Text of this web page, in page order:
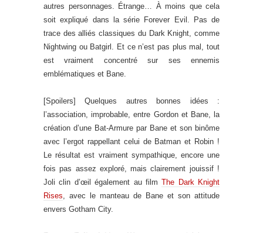
autres personnages. Étrange… À moins que cela
soit expliqué dans la série Forever Evil. Pas de
trace des alliés classiques du Dark Knight, comme
Nightwing ou Batgirl. Et ce n’est pas plus mal, tout
est vraiment concentré sur ses ennemis
emblématiques et Bane.
[Spoilers] Quelques autres bonnes idées :
l’association, improbable, entre Gordon et Bane, la
création d’une Bat-Armure par Bane et son binôme
avec l’ergot rappellant celui de Batman et Robin !
Le résultat est vraiment sympathique, encore une
fois pas assez exploré, mais clairement jouissif !
Joli clin d’œil également au filmThe Dark Knight
Rises , avec le manteau de Bane et son attitude
envers Gotham City.